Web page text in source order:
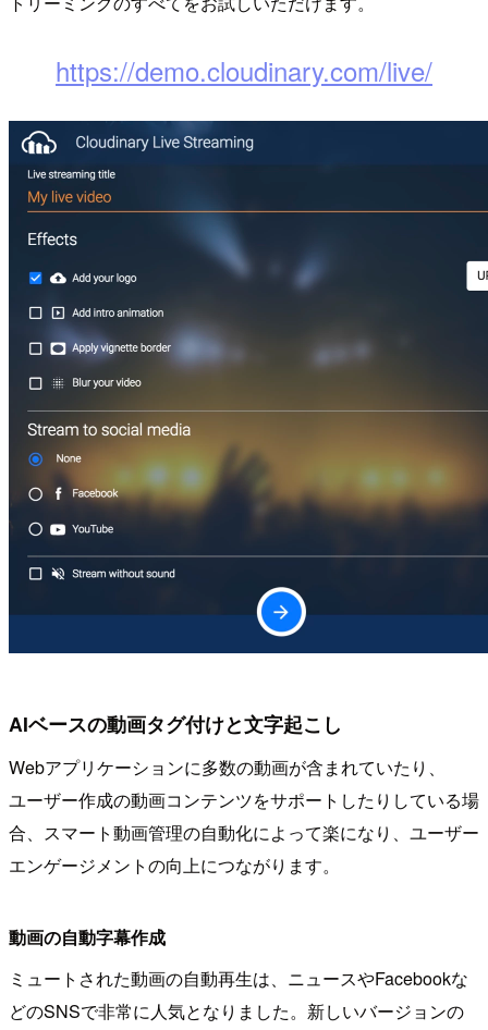
https://demo.cloudinary.com/live/
AIベースの動画タグ付けと文字起こし
Webアプリケーションに多数の動画が含まれていたり、
ユーザー作成の動画コンテンツをサポートしたりしている場
合、スマート動画管理の自動化によって楽になり、ユーザー
エンゲージメントの向上につながります。
動画の自動字幕作成
ミュートされた動画の自動再生は、ニュースやFacebookな
どのSNSで非常に人気となりました。新しいバージョンの